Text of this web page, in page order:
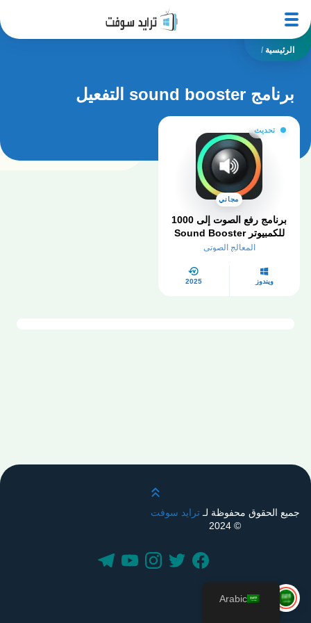
الرئيسية /
برنامج sound booster التفعيل
تحديث
مجاني
برنامج رفع الصوت إلى 1000
للكمبيوتر Sound Booster
مستوى صوت التفعيل
المعالج الصوتي
ويندوز 2025
قم بالتمرير لأعلى
جميع الحقوق محفوظة لـترايد سوفت
© 2024
Arabic